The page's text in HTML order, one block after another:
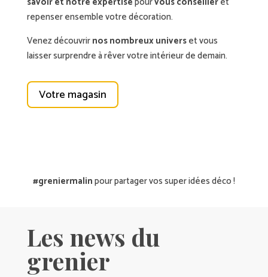
repenser ensemble votre décoration.
Venez découvrirnos nombreux universet vous
laisser surprendre à rêver votre intérieur de demain.
Votre magasin
#greniermalinpour partager vos super idées déco !
Les news du
grenier